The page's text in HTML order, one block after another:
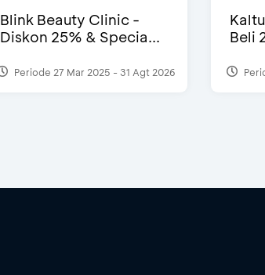
Blink Beauty Clinic -
Diskon 25% & Specia...
Periode 27 Mar 2025 - 31 Agt 2026
Beli